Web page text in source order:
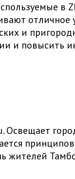
в
и
и
жителей